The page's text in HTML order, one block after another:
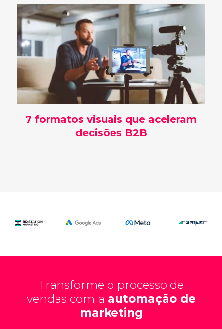
7 formatos visuais que aceleram
decisões B2B
Transforme o processo de
vendas com a automação de
marketing